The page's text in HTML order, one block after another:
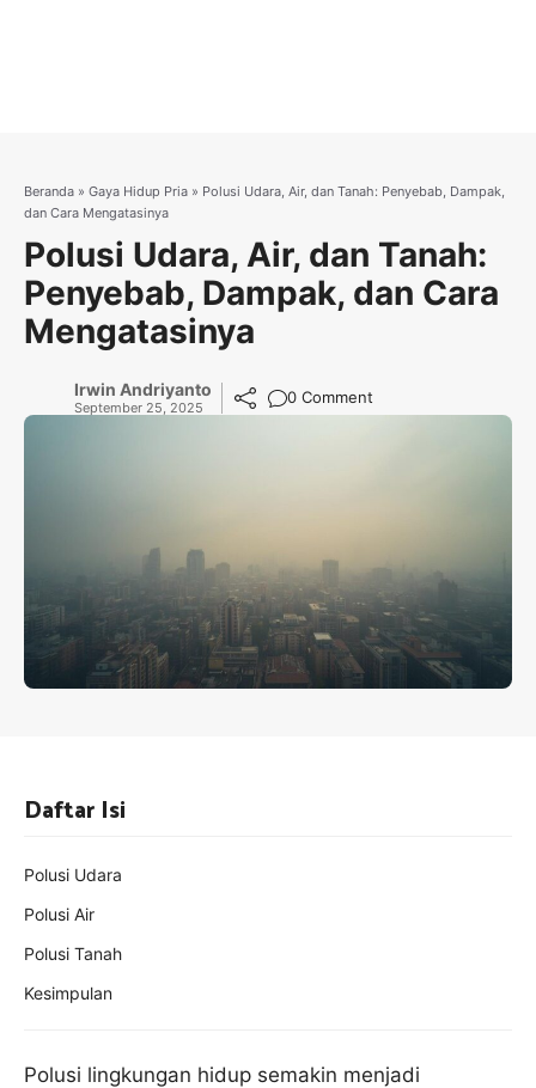
Beranda » Gaya Hidup Pria » Polusi Udara, Air, dan Tanah: Penyebab, Dampak,
dan Cara Mengatasinya
Polusi Udara, Air, dan Tanah:
Penyebab, Dampak, dan Cara
Mengatasinya
Irwin Andriyanto
September 25, 2025
0 Comment
Polusi lingkungan hidup semakin menjadi
Daftar Isi
Polusi Udara
Polusi Air
Polusi Tanah
Kesimpulan